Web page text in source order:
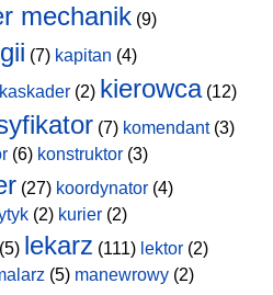
mechanik (9)
(7) kapitan (4)
kaskader (2) kierowca(12)
(7) komendant(3)
(6) konstruktor (3)
(27) koordynator (4)
(2) kurier (2)
(5) lekarz (111) lektor (2)
(5) manewrowy (2)